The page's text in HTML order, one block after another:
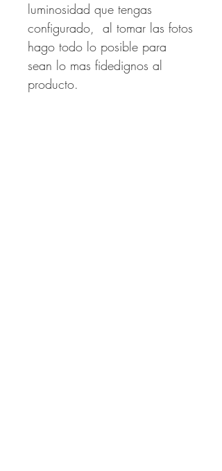
luminosidad que tengas
configurado, al tomar las fotos
hago todo lo posible para
sean lo mas fidedignos al
producto.